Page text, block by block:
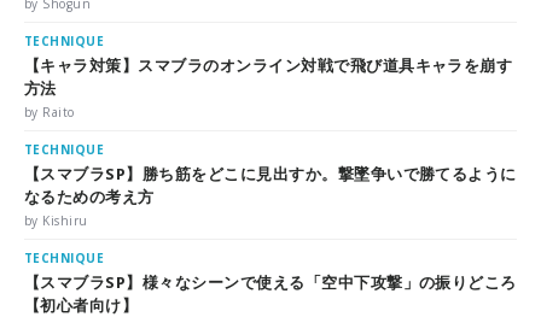
TECHNIQUE
【キャラ対策】スマブラのオンライン対戦で飛び道具キャラを崩す
方法
by Raito
TECHNIQUE
【スマブラSP】勝ち筋をどこに見出すか。撃墜争いで勝てるように
なるための考え方
by Kishiru
TECHNIQUE
【スマブラSP】様々なシーンで使える「空中下攻撃」の振りどころ
【初心者向け】